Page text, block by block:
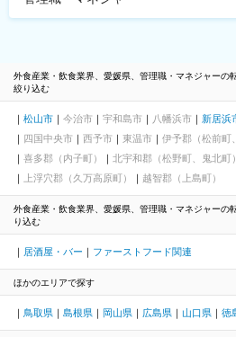
外食産業・飲食業界、愛媛県、管理職・マネジャーの
絞り込む
松山市 今治市 宇和島市 八幡浜市 新居浜
四国中央市
西予市 東温市 伊予郡（松前町
喜多郡（内子町）
北宇和郡（松野町、鬼北町）
上浮穴郡（久万高原町）
越智郡（上島町）
外食産業・飲食業界、愛媛県、管理職・マネジャーの
り込む
居酒屋・バー ファーストフード関連
ほかのエリアで探す
鳥取県 島根県 岡山県 広島県 山口県 徳